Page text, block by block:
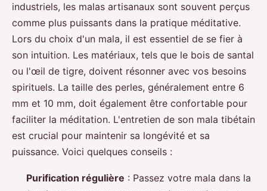
industriels, les malas artisanaux sont souvent perçus
comme plus puissants dans la pratique méditative.
Lors du choix d'un mala, il est essentiel de se fier à
son intuition. Les matériaux, tels que le bois de santal
ou l'œil de tigre, doivent résonner avec vos besoins
spirituels. La taille des perles, généralement entre 6
mm et 10 mm, doit également être confortable pour
faciliter la méditation. L'entretien de son mala tibétain
est crucial pour maintenir sa longévité et sa
puissance. Voici quelques conseils :
Purification régulière : Passez votre mala dans la